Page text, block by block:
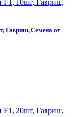
Гавриш, Семена от